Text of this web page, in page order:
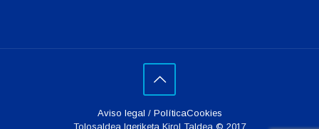
Aviso legal / PolíticaCookies
Tolosaldea Igeriketa Kirol Taldea © 2017